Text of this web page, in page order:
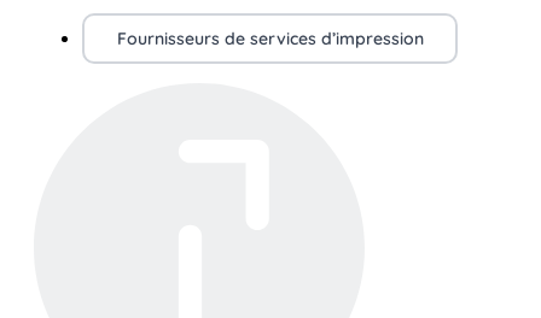
Fournisseurs de services d’impression